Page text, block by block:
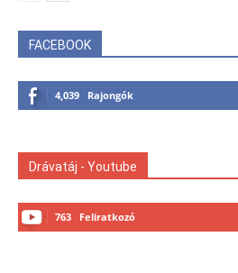
FACEBOOK
4,039 Rajongók
Drávatáj - Youtube
763 Feliratkozó